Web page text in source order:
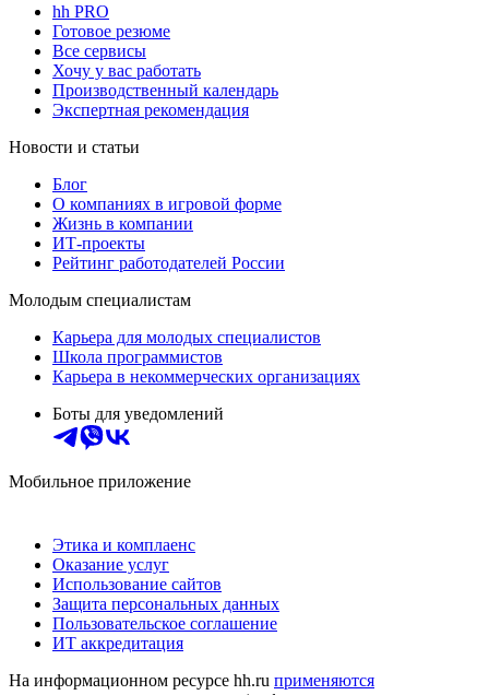
hh PRO
Готовое резюме
Все сервисы
Хочу у вас работать
Производственный календарь
Экспертная рекомендация
Новости и статьи
Блог
О компаниях в игровой форме
Жизнь в компании
ИТ-проекты
Рейтинг работодателей России
Молодым специалистам
Карьера для молодых специалистов
Школа программистов
Карьера в некоммерческих организациях
Боты для уведомлений
Мобильное приложение
Этика и комплаенс
Оказание услуг
Использование сайтов
Защита персональных данных
Пользовательское соглашение
ИТ аккредитация
На информационном ресурсе hh.ru применяются